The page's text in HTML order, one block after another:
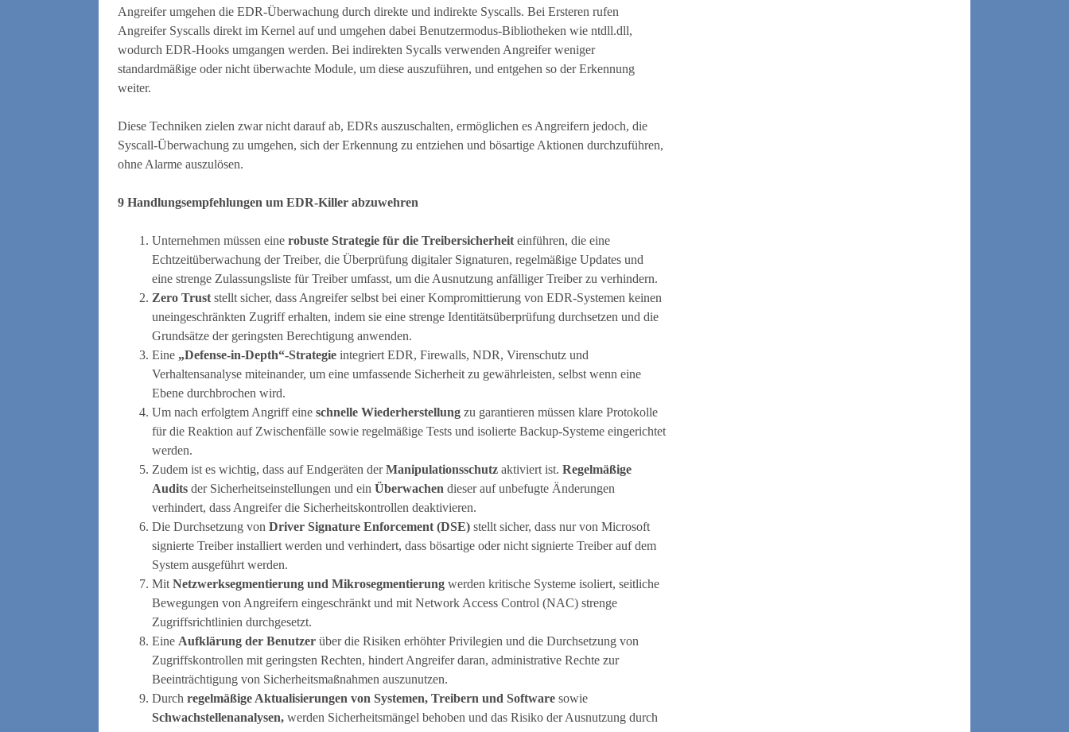
Angreifer umgehen die EDR-Überwachung durch direkte und indirekte Syscalls. Bei Ersteren rufen
Angreifer Syscalls direkt im Kernel auf und umgehen dabei Benutzermodus-Bibliotheken wie ntdll.dll,
wodurch EDR-Hooks umgangen werden. Bei indirekten Sycalls verwenden Angreifer weniger
standardmäßige oder nicht überwachte Module, um diese auszuführen, und entgehen so der Erkennung
weiter.
Diese Techniken zielen zwar nicht darauf ab, EDRs auszuschalten, ermöglichen es Angreifern jedoch, die
Syscall-Überwachung zu umgehen, sich der Erkennung zu entziehen und bösartige Aktionen durchzuführen,
ohne Alarme auszulösen.
9 Handlungsempfehlungen um EDR-Killer abzuwehren
Unternehmen müssen eine robuste Strategie für die Treibersicherheit einführen, die eine
Echtzeitüberwachung der Treiber, die Überprüfung digitaler Signaturen, regelmäßige Updates und
eine strenge Zulassungsliste für Treiber umfasst, um die Ausnutzung anfälliger Treiber zu verhindern.
Zero Trust stellt sicher, dass Angreifer selbst bei einer Kompromittierung von EDR-Systemen keinen
uneingeschränkten Zugriff erhalten, indem sie eine strenge Identitätsüberprüfung durchsetzen und die
Grundsätze der geringsten Berechtigung anwenden.
Eine „Defense-in-Depth“-Strategie integriert EDR, Firewalls, NDR, Virenschutz und
Verhaltensanalyse miteinander, um eine umfassende Sicherheit zu gewährleisten, selbst wenn eine
Ebene durchbrochen wird.
Um nach erfolgtem Angriff eine schnelle Wiederherstellung zu garantieren müssen klare Protokolle
für die Reaktion auf Zwischenfälle sowie regelmäßige Tests und isolierte Backup-Systeme eingerichtet
werden.
Zudem ist es wichtig, dass auf Endgeräten derManipulationsschutz aktiviert ist. Regelmäßige
Audits der Sicherheitseinstellungen und ein Überwachen dieser auf unbefugte Änderungen
verhindert, dass Angreifer die Sicherheitskontrollen deaktivieren.
Die Durchsetzung von Driver Signature Enforcement (DSE) stellt sicher, dass nur von Microsoft
signierte Treiber installiert werden und verhindert, dass bösartige oder nicht signierte Treiber auf dem
System ausgeführt werden.
Mit Netzwerksegmentierung und Mikrosegmentierung werden kritische Systeme isoliert, seitliche
Bewegungen von Angreifern eingeschränkt und mit Network Access Control (NAC) strenge
Zugriffsrichtlinien durchgesetzt.
Eine Aufklärung der Benutzer über die Risiken erhöhter Privilegien und die Durchsetzung von
Zugriffskontrollen mit geringsten Rechten, hindert Angreifer daran, administrative Rechte zur
Beeinträchtigung von Sicherheitsmaßnahmen auszunutzen.
Durch regelmäßige Aktualisierungen von Systemen, Treibern und Software sowie
Schwachstellenanalysen, werden Sicherheitsmängel behoben und das Risiko der Ausnutzung durch